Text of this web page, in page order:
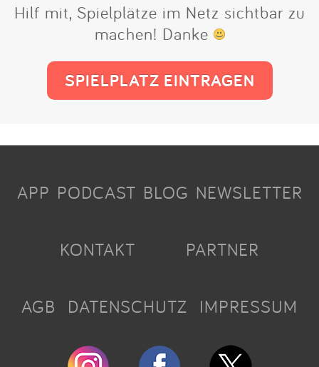
Hilf mit, Spielplätze im Netz sichtbar zu
machen! Danke
SPIELPLATZ EINTRAGEN
APP PODCAST BLOG NEWSLETTER
KONTAKT PARTNER
AGB DATENSCHUTZ IMPRESSUM